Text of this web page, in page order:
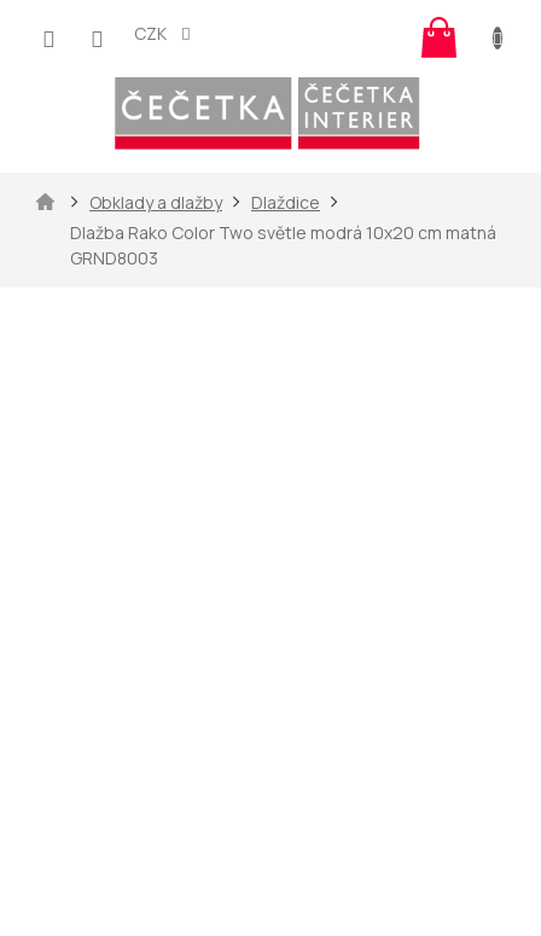
CZK
košík
DomůObklady a dlažby
Dlaždice
Dlažba Rako Color Two světle modrá 10x20 cm matná
GRND8003